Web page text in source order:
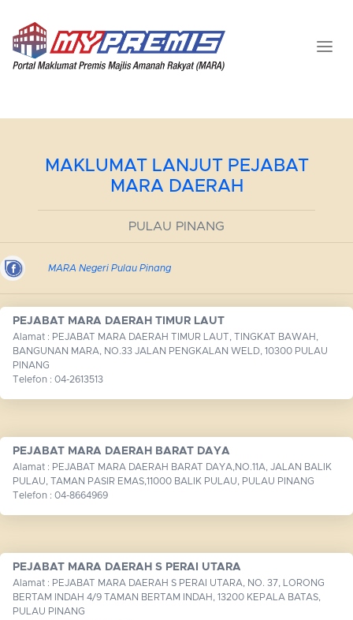
MAKLUMAT LANJUT PEJABAT
MARA DAERAH
PULAU PINANG
MARA Negeri Pulau Pinang
PEJABAT MARA DAERAH TIMUR LAUT
Alamat : PEJABAT MARA DAERAH TIMUR LAUT, TINGKAT BAWAH,
BANGUNAN MARA, NO.33 JALAN PENGKALAN WELD, 10300 PULAU
PINANG
Telefon : 04-2613513
PEJABAT MARA DAERAH BARAT DAYA
Alamat : PEJABAT MARA DAERAH BARAT DAYA,NO.11A, JALAN BALIK
PULAU, TAMAN PASIR EMAS,11000 BALIK PULAU, PULAU PINANG
Telefon : 04-8664969
PEJABAT MARA DAERAH S PERAI UTARA
Alamat : PEJABAT MARA DAERAH S PERAI UTARA, NO. 37, LORONG
BERTAM INDAH 4/9 TAMAN BERTAM INDAH, 13200 KEPALA BATAS,
PULAU PINANG